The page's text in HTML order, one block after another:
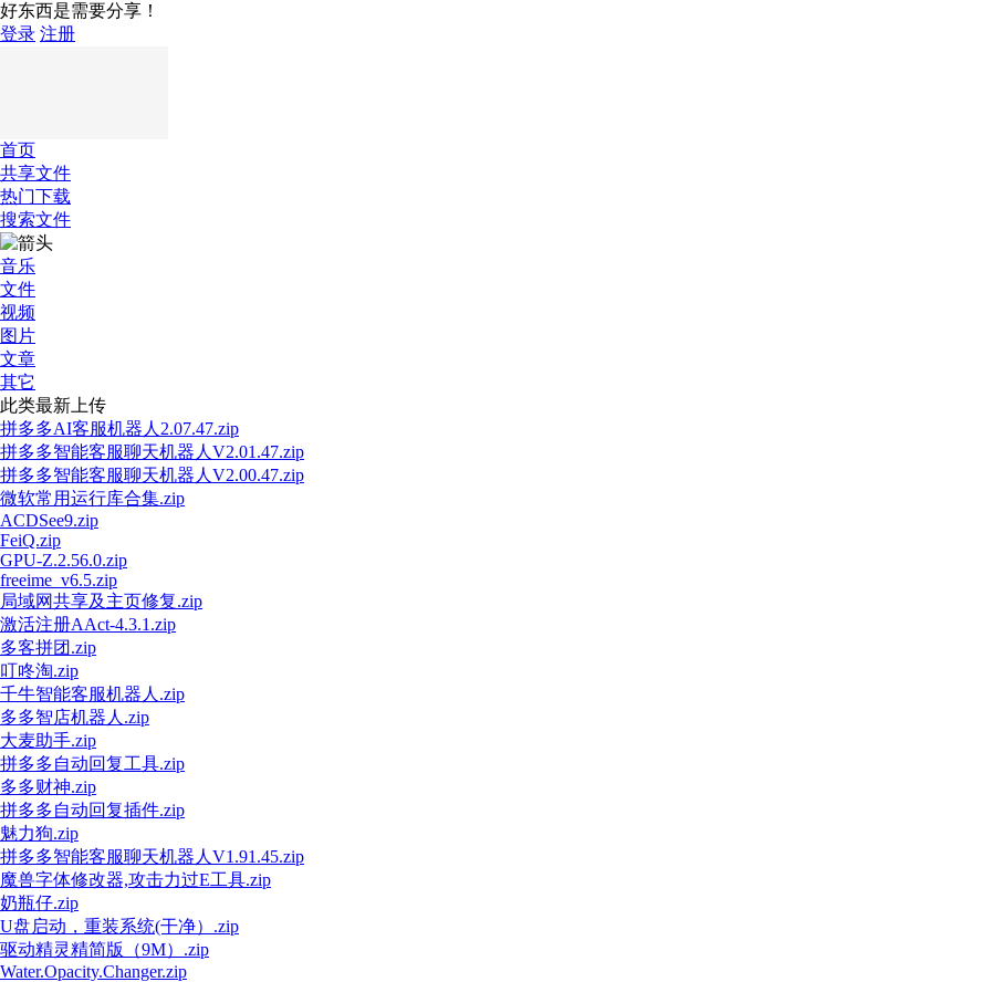
好东西是需要分享！
登录 注册
首页
共享文件
热门下载
搜索文件
音乐
文件
视频
图片
文章
其它
此类最新上传
拼多多AI客服机器人2.07.47.zip
拼多多智能客服聊天机器人V2.01.47.zip
拼多多智能客服聊天机器人V2.00.47.zip
微软常用运行库合集.zip
ACDSee9.zip
FeiQ.zip
GPU-Z.2.56.0.zip
freeime_v6.5.zip
局域网共享及主页修复.zip
激活注册AAct-4.3.1.zip
多客拼团.zip
叮咚淘.zip
千牛智能客服机器人.zip
多多智店机器人.zip
大麦助手.zip
拼多多自动回复工具.zip
多多财神.zip
拼多多自动回复插件.zip
魅力狗.zip
拼多多智能客服聊天机器人V1.91.45.zip
魔兽字体修改器,攻击力过E工具.zip
奶瓶仔.zip
U盘启动，重装系统(干净）.zip
驱动精灵精简版（9M）.zip
Water.Opacity.Changer.zip